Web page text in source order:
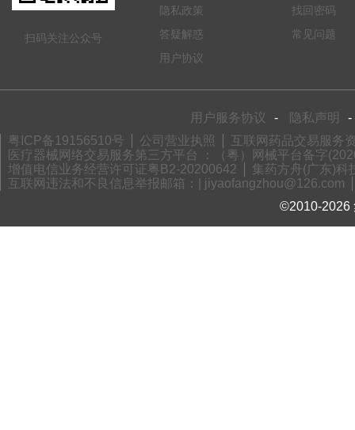
扫码关注公众号
隐私政策
答疑解惑
用户协议
找回密码
常见问题
用户服务协议 - 隐私声明
-
粤ICP备19156510号
公司营业执照
互联网药品交易服务
医疗器械网络交易服务第三方平台 ：（粤）网械平台备字
增值电信业务经营许可证粤B2-20200642
集药方舟(广东)科
互联网违法和不良信息举报邮箱：| jiyaofangzhou@126.com
©2010-2026